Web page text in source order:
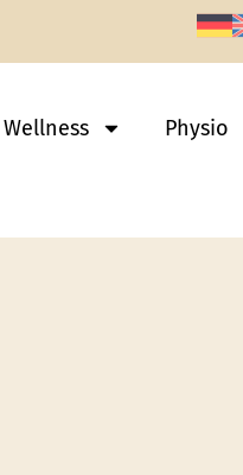
Wellness Physio